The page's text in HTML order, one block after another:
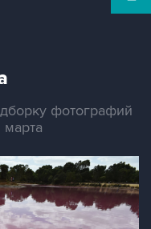
фотографий